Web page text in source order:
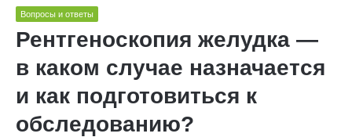
Вопросы и ответы
Рентгеноскопия желудка —
в каком случае назначается
и как подготовиться к
обследованию?